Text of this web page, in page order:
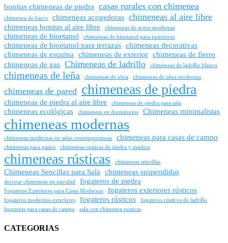
bonitas chimeneas de piedra casas rurales con chimenea
chimenea de barro chimeneas acogedoras chimeneas al aire libre
chimeneas bonitas al aire libre chimeneas de acero modernas
chimeneas de bioetanol chimeneas de bioetanol para exteriores
chimeneas de bioetanol para terrazas chimeneas decorativas
chimeneas de esquina
chimeneas de exterior chimeneas de fierro
chimeneas de gas Chimeneas de ladrillo chimeneas de ladrillo blanco
chimeneas de leña chimeneas de obra chimeneas de obra modernas
chimeneas de pared chimeneas de piedra
chimeneas de piedra al aire libre chimeneas de piedra para sala
chimeneas ecológicas chimeneas en dormitorios Chimeneas minimalistas
chimeneas modernas
chimeneas modernas en salas contemporaneas chimeneas para casas de campo
chimeneas para patios chimeneas rusticas de piedra y madera
chimeneas rústicas chimeneas sencillas
Chimeneas Sencillas para Sala chimeneas suspendidas
decorar chimeneas en navidad fogateros de piedra
Fogateros Exteriores para Casas Modernas fogateros exteriores rústicos
fogateros modernos exteriores fogateros rústicos
fogateros rústicos de ladrillo
hogueras para casas de campo
sala con chimenea rusticas
CATEGORIAS